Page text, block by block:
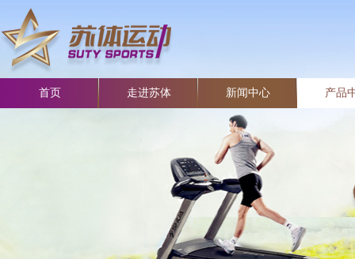
首页 走进苏体 新闻中心 产品